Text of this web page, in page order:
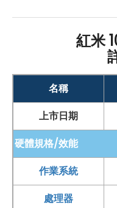
能。
Xiaomi 紅米 10
◎ 4G + 4G雙卡雙待
Android11作業系統
◎6.5 吋2,400 x
率）
聯發科Helio G88 八
◎ 4GBRAM/ 64GB
紅米
名稱
上市日期
硬體規格/效能
作業系統
處理器